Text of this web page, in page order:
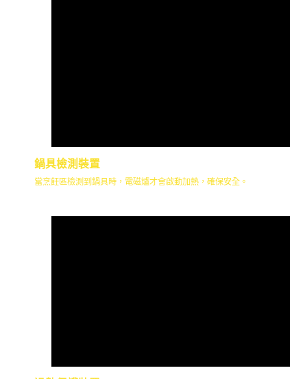
鍋具檢測裝置
當烹飪區檢測到鍋具時，電磁爐才會啟動加熱，確保安全。